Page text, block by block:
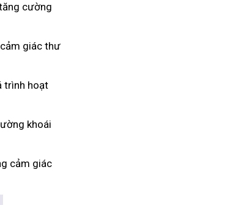
cường
giác thư
trình hoạt
khoái
cảm giác